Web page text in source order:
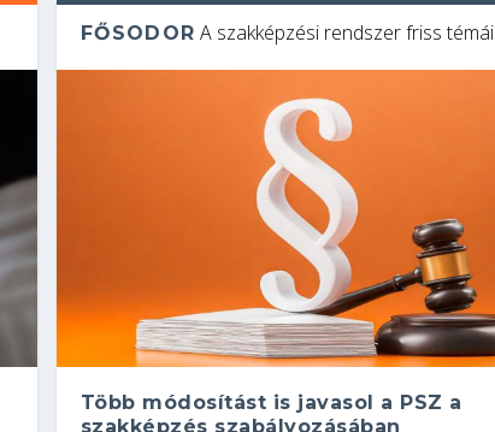
FŐSODOR A szakképzési rendszer friss témái
Több módosítást is javasol a PSZ a
szakképzés szabályozásában